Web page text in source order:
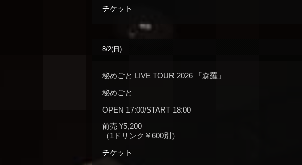
チケット
8/2(日)
秘めごと LIVE TOUR 2026 「森羅」
秘めごと
OPEN 17:00/START 18:00
前売 ¥5,200
（1ドリンク￥600別）
チケット